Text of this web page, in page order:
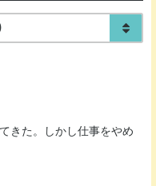
きた。しかし仕事をやめ